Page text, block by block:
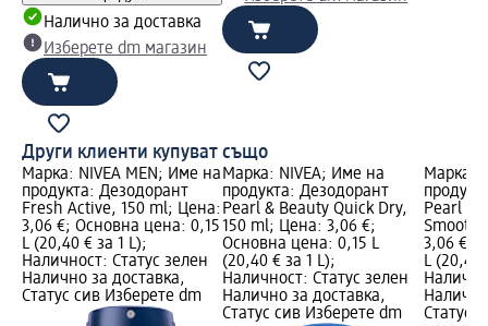
Налично за доставка
Изберете dm магазин
Други клиенти купуват също
Марка: NIVEA MEN; Име на
продукта: Дезодорант
Fresh Active, 150 ml; Цена:
3,06 €; Основна цена: 0,15
L (20,40 € за 1 L);
Наличност: Статус зелен
Налично за доставка,
Статус сив Изберете dm
Марка: NIVEA; Име на
продукта: Дезодорант
Pearl & Beauty Quick Dry,
150 ml; Цена: 3,06 €;
Основна цена: 0,15 L
(20,40 € за 1 L);
Наличност: Статус зелен
Налично за доставка,
Статус сив Изберете dm
Марка:
Pearl &
3,06 €;
L (20,40
Статус